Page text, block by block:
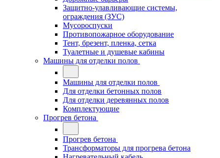
Защитно-улавливающие системы,
ограждения (ЗУС)
Мусороспуски
Противопожарное оборудование
Тент, брезент, пленка, сетка
Туалетные и душевые кабины
Машины для отделки полов
Машины для отделки полов
Для отделки бетонных полов
Для отделки деревянных полов
Комплектующие
Прогрев бетона
Прогрев бетона
Трансформаторы для прогрева бетона